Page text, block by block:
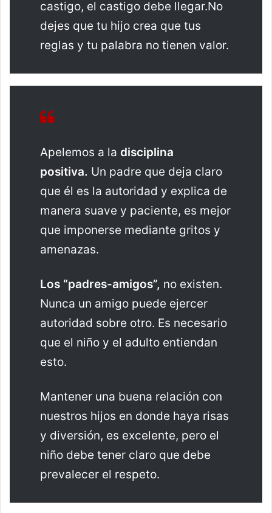
castigo, el castigo debe llegar.No
dejes que tu hijo crea que tus
reglas y tu palabra no tienen valor.
Apelemos a la disciplina
positiva. Un padre que deja claro
que él es la autoridad y explica de
manera suave y paciente, es mejor
que imponerse mediante gritos y
amenazas.
Los “padres-amigos”, no existen.
Nunca un amigo puede ejercer
autoridad sobre otro. Es necesario
que el niño y el adulto entiendan
esto.
Mantener una buena relación con
nuestros hijos en donde haya risas
y diversión, es excelente, pero el
niño debe tener claro que debe
prevalecer el respeto.